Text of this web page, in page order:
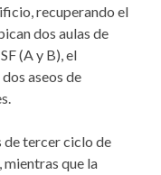
recuperando el
dos aulas de
(A y B), el
aseos de
de tercer ciclo de
mientras que la